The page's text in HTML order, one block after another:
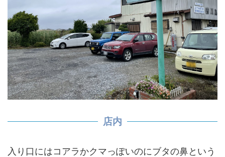
店内
入り口にはコアラかクマっぽいのにブタの鼻という